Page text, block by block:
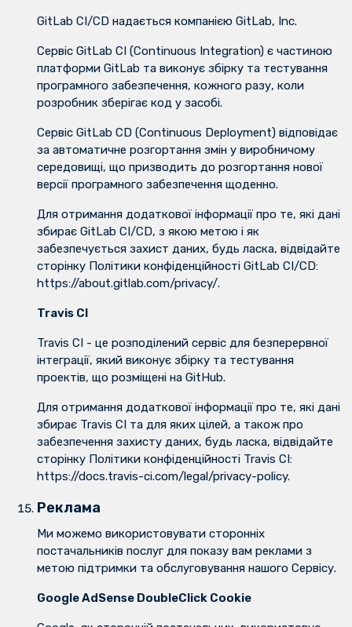
GitLab CI/CD надається компанією GitLab, Inc.
Сервіс GitLab CI (Continuous Integration) є частиною
платформи GitLab та виконує збірку та тестування
програмного забезпечення, кожного разу, коли
розробник зберігає код у засобі.
Сервіс GitLab CD (Continuous Deployment) відповідає
за автоматичне розгортання змін у виробничому
середовищі, що призводить до розгортання нової
версії програмного забезпечення щоденно.
Для отримання додаткової інформації про те, які дані
збирає GitLab CI/CD, з якою метою і як
забезпечується захист даних, будь ласка, відвідайте
сторінку Політики конфіденційності GitLab CI/CD:
https://about.gitlab.com/privacy/.
Travis CI
Travis CI - це розподілений сервіс для безперервної
інтеграції, який виконує збірку та тестування
проектів, що розміщені на GitHub.
Для отримання додаткової інформації про те, які дані
збирає Travis CI та для яких цілей, а також про
забезпечення захисту даних, будь ласка, відвідайте
сторінку Політики конфіденційності Travis CI:
https://docs.travis-ci.com/legal/privacy-policy.
Реклама
Ми можемо використовувати сторонніх
постачальників послуг для показу вам реклами з
метою підтримки та обслуговування нашого Сервісу.
Google AdSense DoubleClick Cookie